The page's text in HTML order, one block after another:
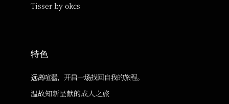
Tisser by okcs
特色
远离喧嚣，开启一场找回自我的旅程。
温故知新呈献的成人之旅